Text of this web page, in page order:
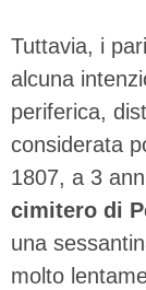
Tuttavia, i
alcuna
periferica,
considerata
1807, a 3
cimitero di
una
molto